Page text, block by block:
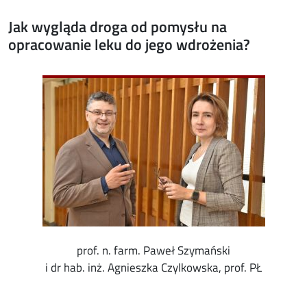
Jak wygląda droga od pomysłu na
opracowanie leku do jego wdrożenia?
prof. n. farm. Paweł Szymański
i dr hab. inż. Agnieszka Czylkowska, prof. PŁ